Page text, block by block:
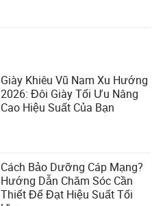
Giày Khiêu Vũ Nam Xu Hướng
2026: Đôi Giày Tối Ưu Nâng
Cao Hiệu Suất Của Bạn
Cách Bảo Dưỡng Cáp Mạng?
Hướng Dẫn Chăm Sóc Cần
Thiết Để Đạt Hiệu Suất Tối